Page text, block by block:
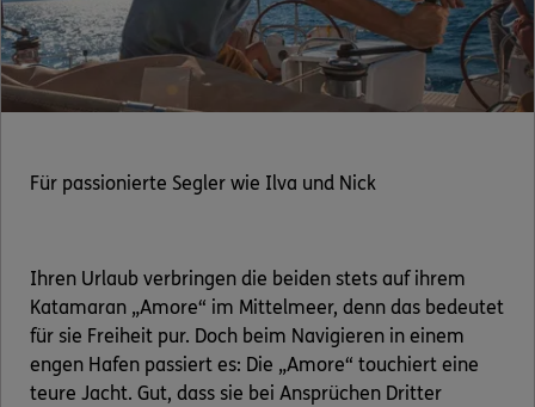
Für passionierte Segler wie Ilva und Nick
Ihren Urlaub verbringen die beiden stets auf ihrem
Katamaran „Amore“ im Mittelmeer, denn das bedeutet
für sie Freiheit pur. Doch beim Navigieren in einem
engen Hafen passiert es: Die „Amore“ touchiert eine
teure Jacht. Gut, dass sie bei Ansprüchen Dritter